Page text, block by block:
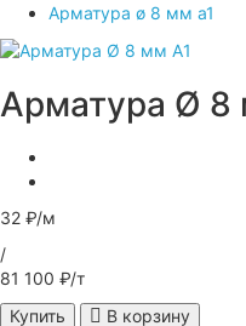
Арматура ø 8 мм а1
Арматура Ø 8
32 ₽/м
/
81 100 ₽/т
Купить
В корзину